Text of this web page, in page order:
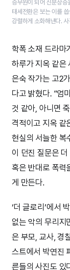
승무원이 되어 신분상
태세전환은 보는 이를
강렬하게 소화해낸다.
학폭 소재 드라마
하루가 지옥 같은
은숙 작가는 고2
다고 밝혔다. “엄
것 같아, 아니면
격적이고 지옥 같
현실의 서늘한 복
이 던진 질문은
혹은 반대로 폭력
게 만든다.
‘더 글로리’에서
없는 악의 무리지
은 부모, 교사, 경
스트에서 박연진
른들의 사진도 있